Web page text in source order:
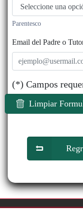
Parentesco
Email del Padre o
(*) Campos
Limpiar